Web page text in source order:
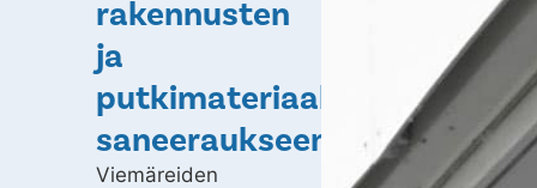
rakennusten
ja
putkimateriaalien
saneeraukseen
Viemäreiden